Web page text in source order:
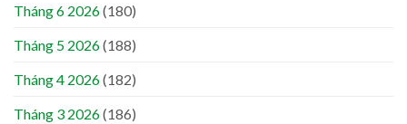
Tháng 6 2026(180)
Tháng 5 2026(188)
Tháng 4 2026(182)
Tháng 3 2026(186)